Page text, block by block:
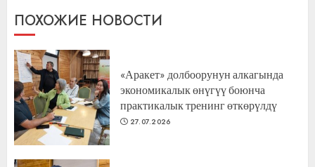
ПОХОЖИЕ НОВОСТИ
«Аракет» долбоорунун алкагында
экономикалык өнүгүү боюнча
практикалык тренинг өткөрүлдү
27.07.2026